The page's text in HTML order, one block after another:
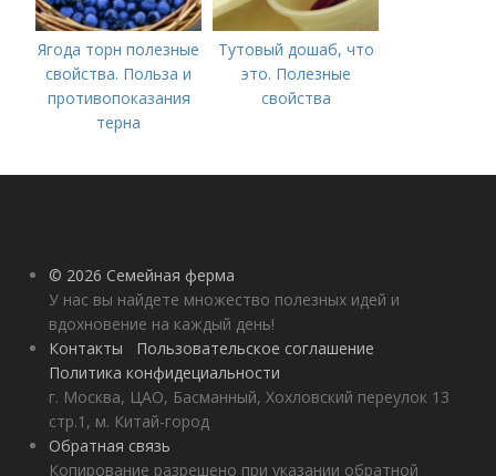
Ягода торн полезные
свойства. Польза и
противопоказания
терна
Тутовый дошаб, что
это. Полезные
свойства
© 2026 Семейная ферма
У нас вы найдете множество полезных идей и
вдохновение на каждый день!
Контакты
Пользовательское соглашение
Политика конфидециальности
г. Москва, ЦАО, Басманный, Хохловский переулок 13
стр.1, м. Китай-город
Обратная связь
Копирование разрешено при указании обратной